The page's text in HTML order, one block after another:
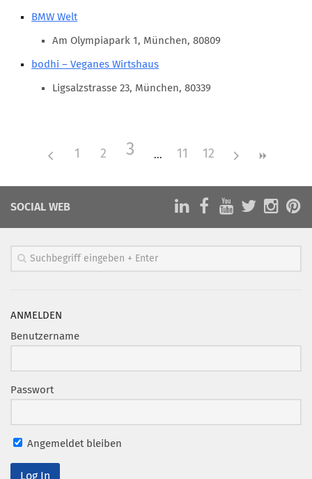
Newsletter
Clubmagazin
MCM Club TV
MITGLIEDSCHAFT
AKTUELLES
KONTAKT
BMW Welt
Am Olympiapark 1, München, 80809
bodhi – Veganes Wirtshaus
Ligsalzstrasse 23, München, 80339
1 2 3 11 12
SOCIAL WEB
ANMELDEN
Benutzername
Passwort
Angemeldet bleiben